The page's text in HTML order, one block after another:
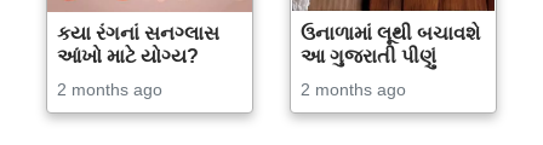
કયા રંગનાં સનગ્લાસ
આંખો માટે યોગ્ય?
2 months ago
ઉનાળામાં લૂથી બચાવશે
આ ગુજરાતી પીણું
2 months ago